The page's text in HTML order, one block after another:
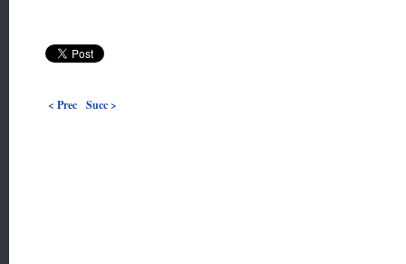
< Prec Succ >